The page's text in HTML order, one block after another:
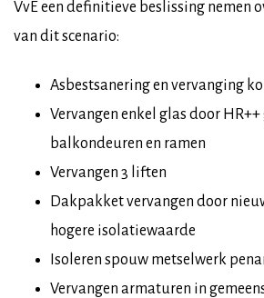
VvE een definitieve beslissing nemen
van dit scenario:
Asbestsanering en vervanging
Vervangen enkel glas door
balkondeuren en ramen
Vervangen 3 liften
Dakpakket vervangen door
hogere isolatiewaarde
Isoleren spouw metselwerk
Vervangen armaturen in